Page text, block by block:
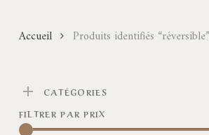
Accueil Produits identifiés “réversible”
CATÉGORIES
FILTRER PAR PRIX